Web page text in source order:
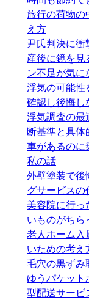
旅行の荷物の
え方
尹氏判決に衝
産後に鏡を
ン不足が気に
浮気の可能性
確認し後悔し
浮気調査の最
断基準と具体
車があるの
私の話
外壁塗装で後
グサービス
美容院に行
いものがちら
老人ホーム入
いための考え
毛穴の黒ずみ
ゆうパケッ
型配送サービ